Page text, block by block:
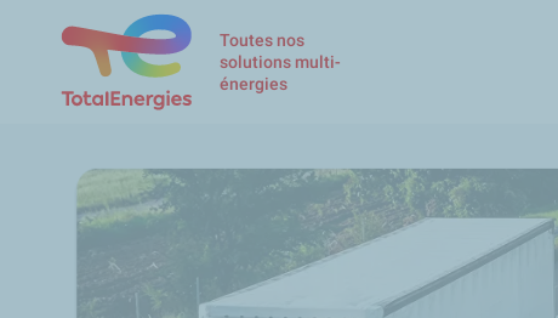
Toutes nos
solutions multi-
énergies